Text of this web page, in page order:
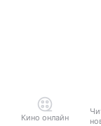
Кино онлайн